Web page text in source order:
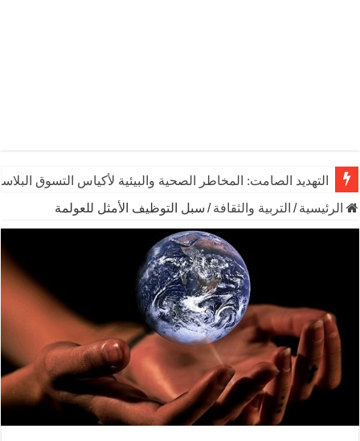
التهديد الصامت: المخاطر الصحية والبيئية لأكياس التسوق
الرئيسية / التربية والثقافة / سبل التوظيف الأمثل للعولمة